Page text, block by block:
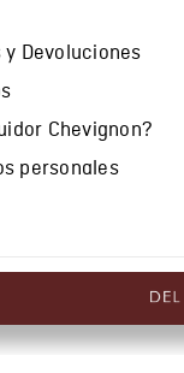
y Devoluciones
Chevignon?
personales